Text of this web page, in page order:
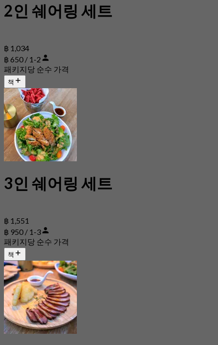
2인 쉐어링 세트
฿ 1,034
฿ 650 / 1-2
패키지당 순수 가격
책
3인 쉐어링 세트
฿ 1,551
฿ 950 / 1-3
패키지당 순수 가격
책